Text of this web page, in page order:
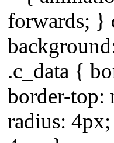
forwards; }
.c_data {
border-top:
radius: